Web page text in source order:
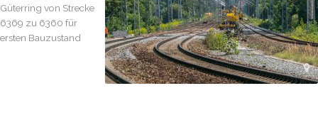
Güterring von Strecke
6369 zu 6360 für
ersten Bauzustand